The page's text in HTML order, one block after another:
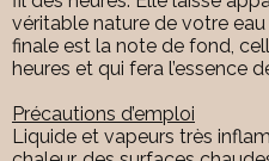
véritable nature de votre
finale est la note de fond,
heures et qui fera l’essence
Précautions d’emploi
Liquide et vapeurs très